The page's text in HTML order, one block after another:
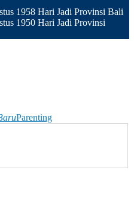
1958 Hari Jadi Provinsi Bali
1950 Hari Jadi Provinsi
Parenting